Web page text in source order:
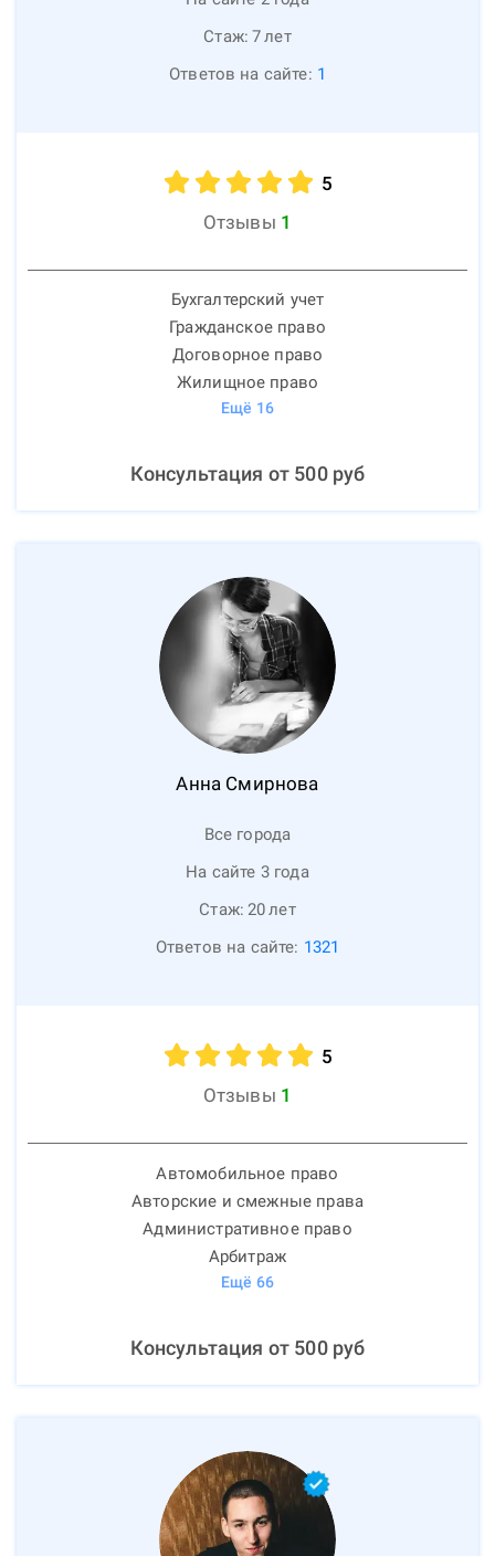
Стаж: 7лет
Ответов на сайте: 1
5
Отзывы 1
Бухгалтерский учет
Гражданское право
Договорное право
Жилищное право
Ещё 16
Консультация от 500руб
Анна Смирнова
Все города
На сайте 3 года
Стаж: 20лет
Ответов на сайте: 1321
5
Отзывы 1
Автомобильное право
Авторские и смежные права
Административное право
Арбитраж
Ещё 66
Консультация от 500руб